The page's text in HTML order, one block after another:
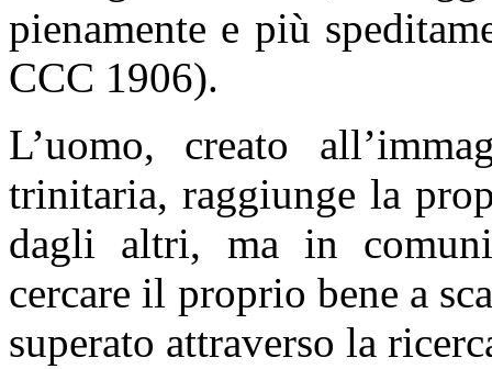
pienamente e più
CCC 1906).
L’uomo, creato
trinitaria, raggiunge la
dagli altri, ma in
cercare il proprio bene a
superato attraverso la